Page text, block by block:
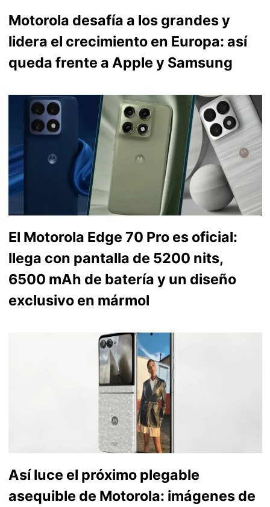
Motorola desafía a los grandes y
lidera el crecimiento en Europa: así
queda frente a Apple y Samsung
El Motorola Edge 70 Pro es oficial:
llega con pantalla de 5200 nits,
6500 mAh de batería y un diseño
exclusivo en mármol
Así luce el próximo plegable
asequible de Motorola: imágenes de